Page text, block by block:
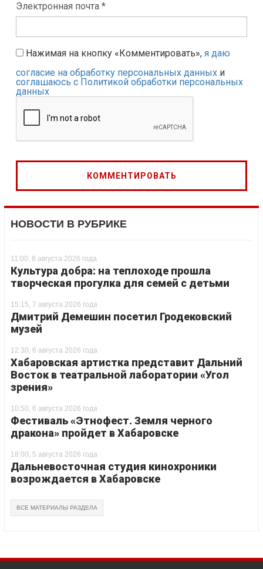
Электронная почта *
Нажимая на кнопку «Комментировать», я даю
согласие на обработку персональных данных и
соглашаюсь с Политикой обработки персональных
данных
НОВОСТИ В РУБРИКЕ
11:00, 8 августа 2026 года
Культура добра: на теплоходе прошла
творческая прогулка для семей с детьми
15:15, 7 августа 2026 года
Дмитрий Демешин посетил Гродековский
музей
12:30, 6 августа 2026 года
Хабаровская артистка представит Дальний
Восток в театральной лаборатории «Угол
зрения»
10:50, 6 августа 2026 года
Фестиваль «Этнофест. Земля черного
дракона» пройдет в Хабаровске
18:00, 5 августа 2026 года
Дальневосточная студия кинохроники
возрождается в Хабаровске
ВСЕ МАТЕРИАЛЫ РАЗДЕЛА